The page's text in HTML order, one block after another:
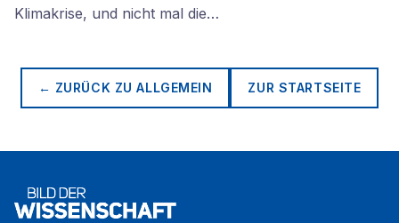
Klimakrise, und nicht mal die…
← ZURÜCK ZUALLGEMEIN ZUR STARTSEITE